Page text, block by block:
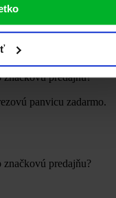
predajňu?
panvicu zadarmo.
predajňu?